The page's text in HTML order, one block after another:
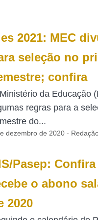
2021: MEC
seleção no
confira
da Educação
regras para a
do...
dezembro de 2020 -
Pasep:
o abono
2020